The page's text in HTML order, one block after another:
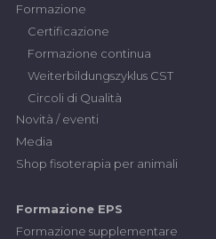
Formazione
Certificazione
Formazione continua
Weiterbildungszyklus CST
Circoli di Qualità
Novità / eventi
Media
Shop fisoterapia per animali
Formazione EPS
Formazione supplementare